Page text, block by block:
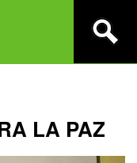
LA PAZ